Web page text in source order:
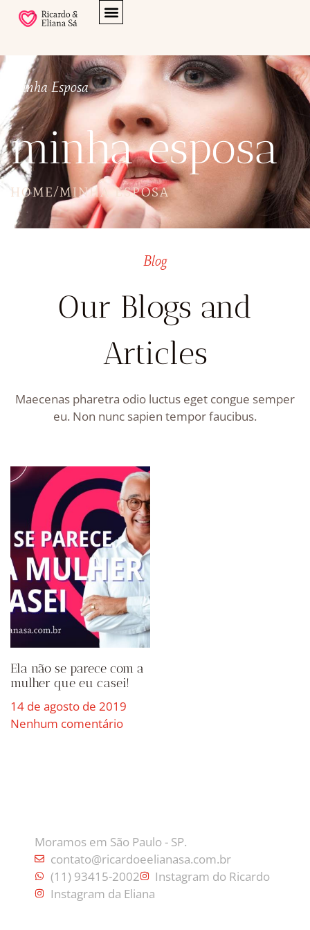
Minha Esposa
minha esposa
HOME/MINHA ESPOSA
Blog
Our Blogs and
Articles
Maecenas pharetra odio luctus eget congue semper
eu. Non nunc sapien tempor faucibus.
Ela não se parece com a
mulher que eu casei!
14 de agosto de 2019
Nenhum comentário
Moramos em São Paulo - SP.
contato@ricardoeelianasa.com.br
(11) 93415-2002
Instagram do Ricardo
Instagram da Eliana